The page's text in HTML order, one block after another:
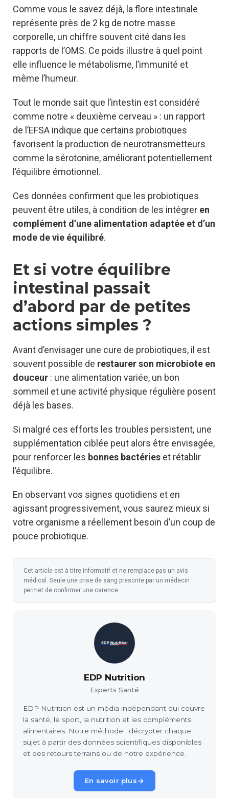
Comme vous le savez déjà, la flore intestinale
représente près de 2 kg de notre masse
corporelle, un chiffre souvent cité dans les
rapports de l’OMS. Ce poids illustre à quel point
elle influence le métabolisme, l’immunité et
même l’humeur.
Tout le monde sait que l’intestin est considéré
comme notre « deuxième cerveau » : un rapport
de l’EFSA indique que certains probiotiques
favorisent la production de neurotransmetteurs
comme la sérotonine, améliorant potentiellement
l’équilibre émotionnel.
Ces données confirment que les probiotiques
peuvent être utiles, à condition de les intégrer en
complément d’une alimentation adaptée et d’un
mode de vie équilibré.
Et si votre équilibre
intestinal passait
d’abord par de petites
actions simples ?
Avant d’envisager une cure de probiotiques, il est
souvent possible de restaurer son microbiote en
douceur : une alimentation variée, un bon
sommeil et une activité physique régulière posent
déjà les bases.
Si malgré ces efforts les troubles persistent, une
supplémentation ciblée peut alors être envisagée,
pour renforcer les bonnes bactéries et rétablir
l’équilibre.
En observant vos signes quotidiens et en
agissant progressivement, vous saurez mieux si
votre organisme a réellement besoin d’un coup de
pouce probiotique.
Cet article est à titre informatif et ne remplace pas un avis
médical. Seule une prise de sang prescrite par un médecin
permet de confirmer une carence.
EDP Nutrition
Experts Santé
EDP Nutrition est un média indépendant qui couvre
la santé, le sport, la nutrition et les compléments
alimentaires. Notre méthode : décrypter chaque
sujet à partir des données scientifiques disponibles
et des retours terrains ou de notre expérience.
En savoir plus